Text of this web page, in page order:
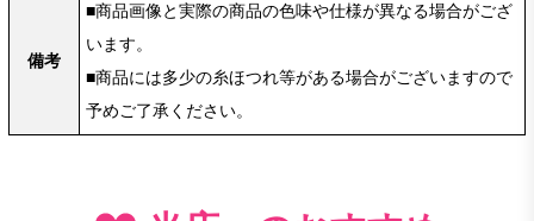
備考
■商品画像と実際の商品の色味や仕様が異なる場合がござ
います。
■商品には多少の糸ほつれ等がある場合がございますので
予めご了承ください。